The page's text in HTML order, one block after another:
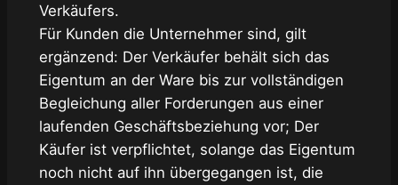
Verkäufers.
Für Kunden die Unternehmer sind, gilt
ergänzend: Der Verkäufer behält sich das
Eigentum an der Ware bis zur vollständigen
Begleichung aller Forderungen aus einer
laufenden Geschäftsbeziehung vor; Der
Käufer ist verpflichtet, solange das Eigentum
noch nicht auf ihn übergegangen ist, die